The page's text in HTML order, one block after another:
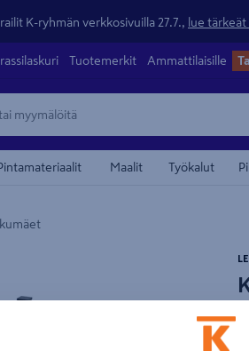
K-ryhmän verkkosivuilla 27.7., lue
Tuotemerkit Ammattilaisille
Maalit Työkalut